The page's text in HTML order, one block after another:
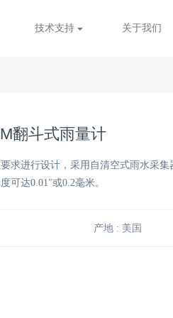
技术支持 关于我们
翻斗式雨量计
求进行设计，采用自清空式雨水采集
可达0.01″或0.2毫米。
产地 : 美国